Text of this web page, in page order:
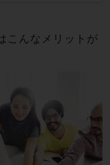
こんなメリットが